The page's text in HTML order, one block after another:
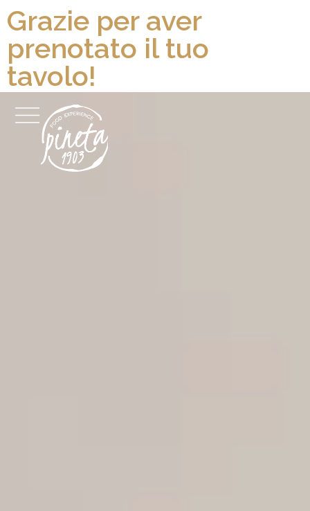
Grazie per aver
prenotato il tuo
tavolo!